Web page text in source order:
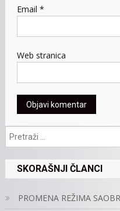
Email *
Web stranica
SKORAŠNJI ČLANCI
PROMENA REŽIMA